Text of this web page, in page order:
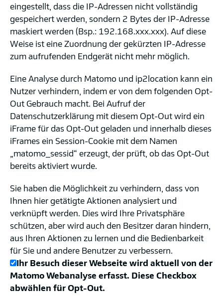
eingestellt, dass die IP-Adressen nicht vollständig
gespeichert werden, sondern 2 Bytes der IP-Adresse
maskiert werden (Bsp.: 192.168.xxx.xxx). Auf diese
Weise ist eine Zuordnung der gekürzten IP-Adresse
zum aufrufenden Endgerät nicht mehr möglich.
Eine Analyse durch Matomo und ip2location kann ein
Nutzer verhindern, indem er von dem folgenden Opt-
Out Gebrauch macht. Bei Aufruf der
Datenschutzerklärung mit diesem Opt-Out wird ein
iFrame für das Opt-Out geladen und innerhalb dieses
iFrames ein Session-Cookie mit dem Namen
„matomo_sessid“ erzeugt, der prüft, ob das Opt-Out
bereits aktiviert wurde.
Sie haben die Möglichkeit zu verhindern, dass von
Ihnen hier getätigte Aktionen analysiert und
verknüpft werden. Dies wird Ihre Privatsphäre
schützen, aber wird auch den Besitzer daran hindern,
aus Ihren Aktionen zu lernen und die Bedienbarkeit
für Sie und andere Benutzer zu verbessern.
Ihr Besuch dieser Webseite wird aktuell von der
Matomo Webanalyse erfasst. Diese Checkbox
abwählen für Opt-Out.